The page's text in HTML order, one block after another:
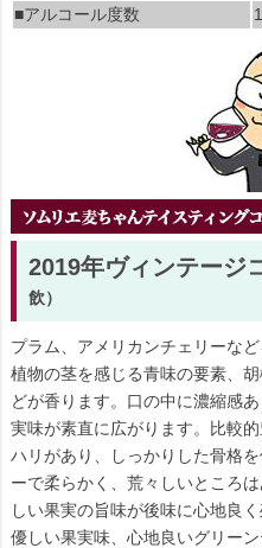
■アルコール度数
2019年ヴィンテージ
飲）
プラム、アメリカンチェリーな
植物の茎を感じる青味の要素、
どが香ります。口の中に濃縮感
実味が素直に広がります。比較
ハリがあり、しっかりした骨格
ーで柔らかく、荒々しいところ
しい果実の旨味が後味に心地良
優しい果実味、心地良いグリー